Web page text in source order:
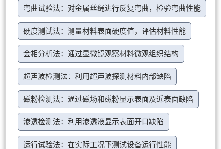
弯曲试验法：对金属丝绳进行反复弯曲，检验弯曲性能
硬度测试法：测量材料表面硬度值，评估材料性能
金相分析法：通过显微镜观察材料微观组织结构
超声波检测法：利用超声波探测材料内部缺陷
磁粉检测法：通过磁场和磁粉显示表面及近表面缺陷
渗透检测法：利用渗透液显示表面开口缺陷
运行试验法：在实际工况下测试设备运行性能